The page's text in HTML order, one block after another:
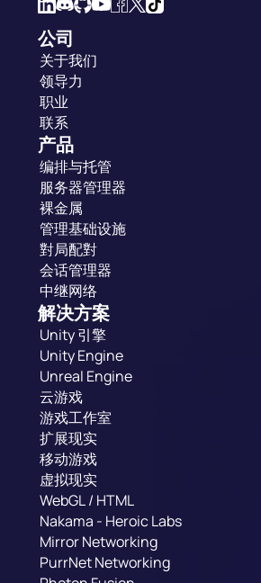
公司
关于我们
领导力
职业
联系
产品
编排与托管
服务器管理器
裸金属
管理基础设施
對局配對
会话管理器
中继网络
解决方案
Unity 引擎
Unity Engine
Unreal Engine
云游戏
游戏工作室
扩展现实
移动游戏
虚拟现实
WebGL / HTML
Nakama - Heroic Labs
Mirror Networking
PurrNet Networking